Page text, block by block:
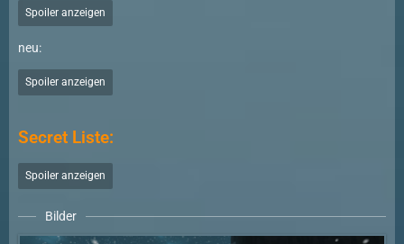
Spoiler anzeigen
neu:
Spoiler anzeigen
Secret Liste:
Spoiler anzeigen
Bilder